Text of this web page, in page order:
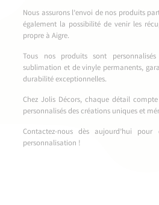
Nous assurons l’envoi de nos produits
également la possibilité de venir les
propre à Aigre.
Tous nos produits sont
sublimation et de vinyle permanents,
durabilité exceptionnelles.
Chez Jolis Décors, chaque détail
personnalisés des créations uniques et
Contactez-nous dès aujourd’hui
personnalisation !